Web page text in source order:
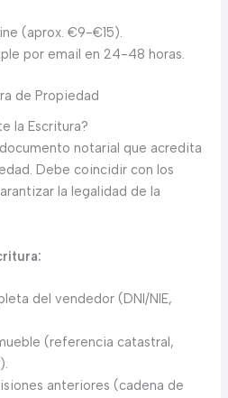
(aprox. €9-€15).
por email en 24-48 horas.
de Propiedad
la Escritura?
notarial que acredita
Debe coincidir con los
la legalidad de la
del vendedor (DNI/NIE,
(referencia catastral,
anteriores (cadena de